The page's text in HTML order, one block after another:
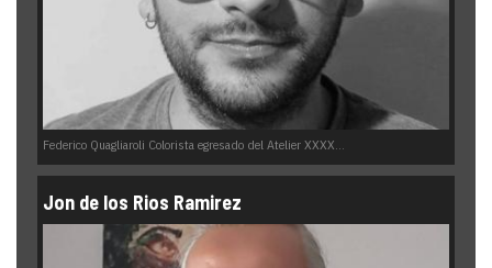
Federico Quagliaroli Colorista egresado del Atelier XXXX...
Jon de los Rios Ramirez